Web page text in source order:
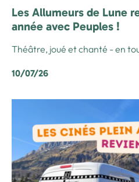
Les Allumeurs de Lune
année avec Peuples !
Théâtre, joué et chanté - en
10/07/26